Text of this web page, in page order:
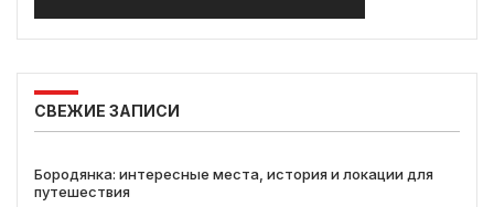
СВЕЖИЕ ЗАПИСИ
Бородянка: интересные места, история и локации для
путешествия